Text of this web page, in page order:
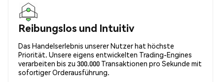
Reibungslos und Intuitiv
Das Handelserlebnis unserer Nutzer hat höchste
Priorität. Unsere eigens entwickelten Trading-Engines
verarbeiten bis zu 300.000 Transaktionen pro Sekunde mit
sofortiger Orderausführung.